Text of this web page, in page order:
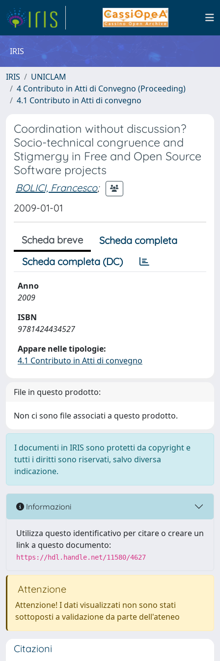
IRIS
IRIS
UNICLAM
4 Contributo in Atti di Convegno (Proceeding)
4.1 Contributo in Atti di convegno
Coordination without discussion?
Socio-technical congruence and
Stigmergy in Free and Open Source
Software projects
BOLICI, Francesco;
2009-01-01
Scheda breve
Scheda completa
Scheda completa (DC)
Anno
2009
ISBN
9781424434527
Appare nelle tipologie:
4.1 Contributo in Atti di convegno
File in questo prodotto:
Non ci sono file associati a questo prodotto.
I documenti in IRIS sono protetti da copyright e
tutti i diritti sono riservati, salvo diversa
indicazione.
Informazioni
Utilizza questo identificativo per citare o creare un
link a questo documento:
https://hdl.handle.net/11580/4627
Attenzione
Attenzione! I dati visualizzati non sono stati
sottoposti a validazione da parte dell'ateneo
Citazioni